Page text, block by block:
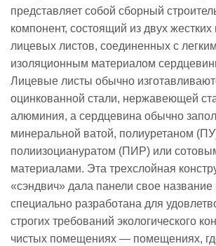
для
чистых
помещений?
2
Скорость
и
эффективность
установки
2.1
Ключевые
преимущества
установки
3
представляет собой сборный
компонент, состоящий из двух
лицевых листов, соединенных с легким
изоляционным материалом
Лицевые листы обычно
оцинкованной стали, нержавеющей
алюминия, а сердцевина обычно
минеральной ватой, полиуретаном
полиизоциануратом (ПИР) или
материалами. Эта трехслойная
«сэндвич» дала панели свое название
специально разработана для
строгих требований экологического
чистых помещениях — помещениях,